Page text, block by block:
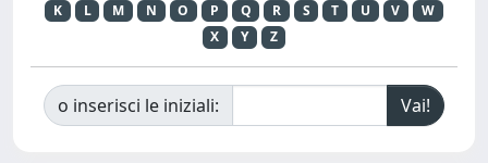
K
L M N O P Q R S T U V
W
X
Y Z
o inserisci le iniziali: